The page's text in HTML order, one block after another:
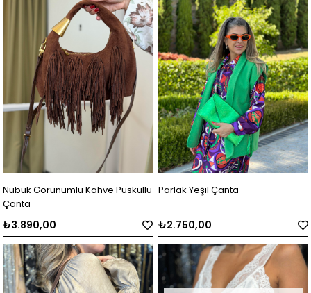
Nubuk Görünümlü Kahve Püsküllü
Çanta
₺3.890,00
Parlak Yeşil Çanta
₺2.750,00